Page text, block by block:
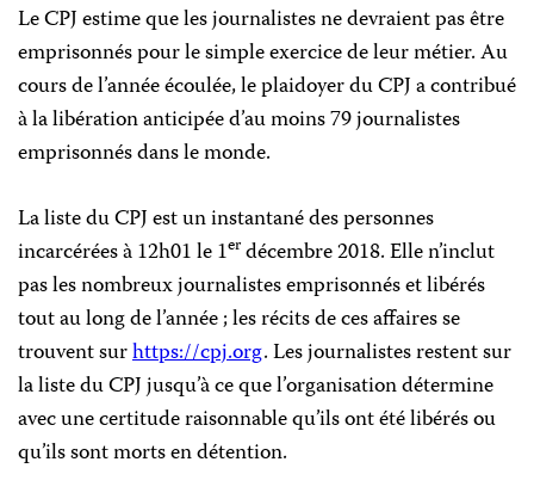
Le CPJ estime que les journalistes ne devraient pas être
emprisonnés pour le simple exercice de leur métier. Au
cours de l’année écoulée, le plaidoyer du CPJ a contribué
à la libération anticipée d’au moins 79 journalistes
emprisonnés dans le monde.
La liste du CPJ est un instantané des personnes
incarcérées à 12h01 le 1erdécembre 2018. Elle n’inclut
pas les nombreux journalistes emprisonnés et libérés
tout au long de l’année ; les récits de ces affaires se
trouvent surhttps://cpj.org. Les journalistes restent sur
la liste du CPJ jusqu’à ce que l’organisation détermine
avec une certitude raisonnable qu’ils ont été libérés ou
qu’ils sont morts en détention.